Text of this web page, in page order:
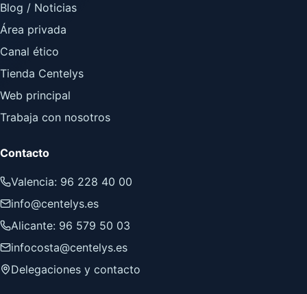
Blog / Noticias
Área privada
Canal ético
Tienda Centelys
Web principal
Trabaja con nosotros
Contacto
Valencia: 96 228 40 00
info@centelys.es
Alicante: 96 579 50 03
infocosta@centelys.es
Delegaciones y contacto